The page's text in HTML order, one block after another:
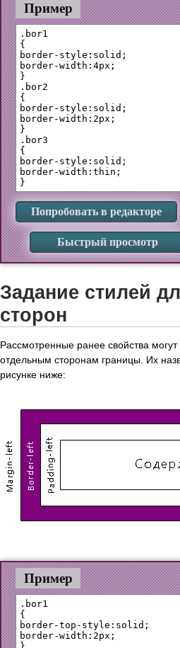
Пример
.bor1
{
border-style:solid;
border-width:4px;
}
.bor2
{
border-style:solid;
border-width:2px;
}
.bor3
{
border-style:solid;
border-width:thin;
Попробовать в редакторе
Быстрый просмотр
Задание стилей
сторон
Рассмотренные ранее свойства
отдельным сторонам границы. Их
рисунке ниже:
Пример
.bor1
{
border-top-style:solid;
border-width:2px;